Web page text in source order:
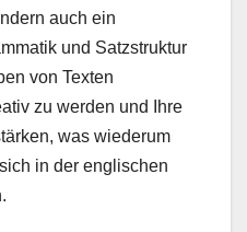
auch ein
und Satzstruktur
von Texten
zu werden und Ihre
was wiederum
in der englischen